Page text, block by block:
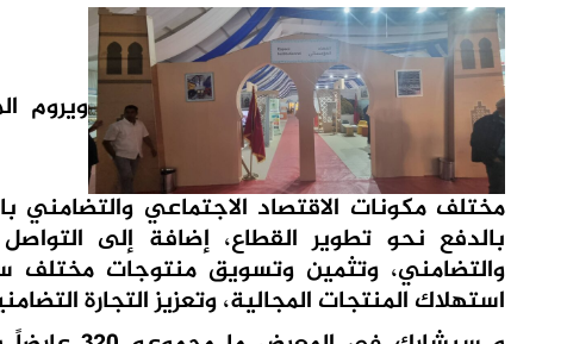
ويروم
مختلف مكونات الاقتصاد الاجتماعي والتضامني
بالدفع نحو تطوير القطاع، إضافة إلى
والتضامني، وتثمين وتسويق منتوجات مختلف
استهلاك المنتجات المجالية، وتعزيز التجارة